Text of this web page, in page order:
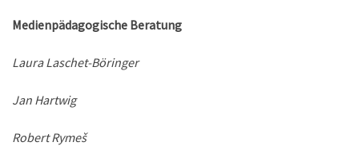
Medienpädagogische Beratung
Laura Laschet-Böringer
Jan Hartwig
Robert Rymeš